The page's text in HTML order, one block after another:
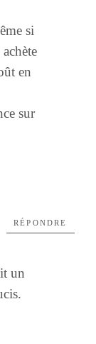
si
en
sur
un
RÉPONDRE